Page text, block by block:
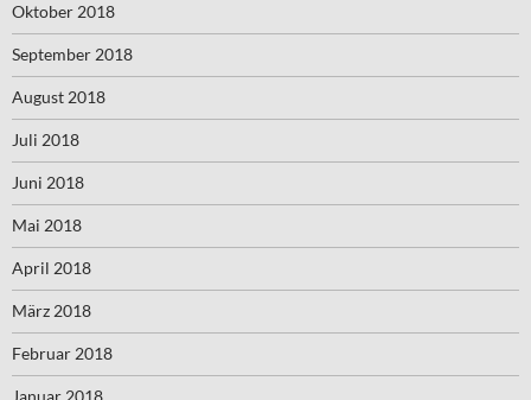
Oktober 2018
September 2018
August 2018
Juli 2018
Juni 2018
Mai 2018
April 2018
März 2018
Februar 2018
Januar 2018